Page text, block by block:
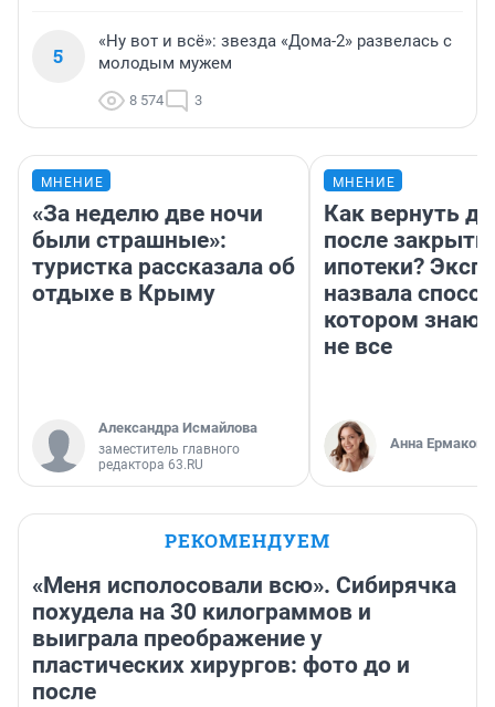
5
«Ну вот и всё»: звезда «Дома-2» развелась с
молодым мужем
8 574 3
МНЕНИЕ
«За неделю две ночи
были страшные»:
туристка рассказала об
отдыхе в Крыму
Александра Исмайлова
заместитель главного
редактора 63.RU
МНЕНИЕ
Как вернуть
после
ипотеки?
назвала
котором
не все
Анна Ермакова
РЕКОМЕНДУЕМ
«Меня исполосовали всю». Сибирячка
похудела на 30 килограммов и
выиграла преображение у
пластических хирургов: фото до и
после